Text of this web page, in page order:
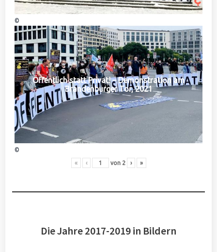
©
Öffentlich statt Privat! – Demonstration am
Brandenburger Tor, 2021
©
« ‹ von 2 › »
Die Jahre 2017-2019 in Bildern